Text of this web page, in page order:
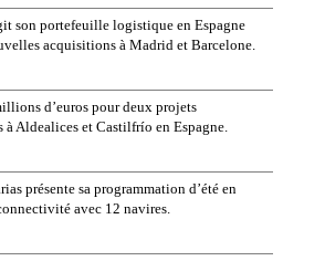
son portefeuille logistique en Espagne
acquisitions à Madrid et Barcelone.
d’euros pour deux projets
Aldealices et Castilfrío en Espagne.
présente sa programmation d’été en
avec 12 navires.